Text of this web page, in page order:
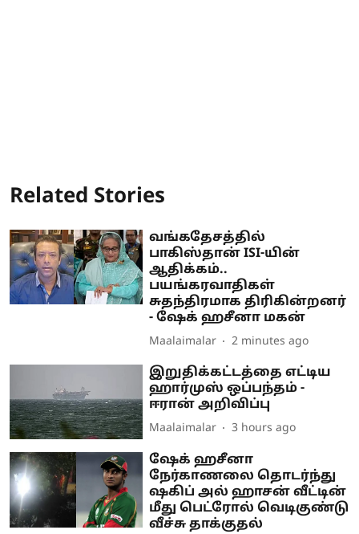
Related Stories
வங்கதேசத்தில்
பாகிஸ்தான் ISI-யின்
ஆதிக்கம்..
பயங்கரவாதிகள்
சுதந்திரமாக திரிகின்றனர்
- ஷேக் ஹசீனா மகன்
Maalaimalar 2 minutes ago
இறுதிக்கட்டத்தை எட்டிய
ஹார்முஸ் ஒப்பந்தம் -
ஈரான் அறிவிப்பு
Maalaimalar 3 hours ago
ஷேக் ஹசீனா
நேர்காணலை தொடர்ந்து
ஷகிப் அல் ஹாசன் வீட்டின்
மீது பெட்ரோல் வெடிகுண்டு
வீச்சு தாக்குதல்